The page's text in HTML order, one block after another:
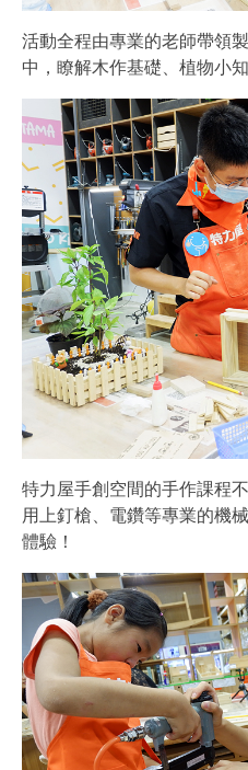
活動全程由專業的老師帶領
中，瞭解木作基礎、植物小
特力屋手創空間的手作課程
用上釘槍、電鑽等專業的機
體驗！